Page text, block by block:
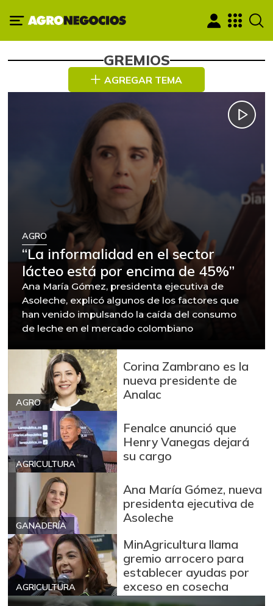
GREMIOS
AGREGAR TEMA
AGRO
“La informalidad en el sector
lácteo está por encima de 45%”
Ana María Gómez, presidenta ejecutiva de
Asoleche, explicó algunos de los factores que
han venido impulsando la caída del consumo
de leche en el mercado colombiano
AGRO
Corina Zambrano es la
nueva presidente de
Analac
AGRICULTURA
Fenalce anunció que
Henry Vanegas dejará
su cargo
GANADERÍA
Ana María Gómez, nueva
presidenta ejecutiva de
Asoleche
AGRICULTURA
MinAgricultura llama
gremio arrocero para
establecer ayudas por
exceso en cosecha